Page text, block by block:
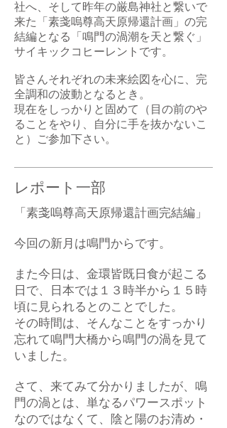
社へ、そして昨年の厳島神社と繋いで
来た「素戔嗚尊高天原帰還計画」の完
結編となる「鳴門の渦潮を天と繋ぐ」
サイキックコヒーレントです。
皆さんそれぞれの未来絵図を心に、完
全調和の波動となるとき。
現在をしっかりと固めて（目の前のや
ることをやり、自分に手を抜かないこ
と）ご参加下さい。
レポート一部
「素戔嗚尊高天原帰還計画完結編」
今回の新月は鳴門からです。
また今日は、金環皆既日食が起こる
日で、日本では１３時半から１５時
頃に見られるとのことでした。
その時間は、そんなことをすっかり
忘れて鳴門大橋から鳴門の渦を見て
いました。
さて、来てみて分かりましたが、鳴
門の渦とは、単なるパワースポット
なのではなくて、陰と陽のお清め・